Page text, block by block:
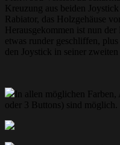
Kreuzung aus beiden
Rabiator, das Holzgehäuse
Herausgekommen ist nun
etwas runder geschliffen,
den Joystick in seiner zweiten
In allen möglichen
oder 3 Buttons) sind möglich.